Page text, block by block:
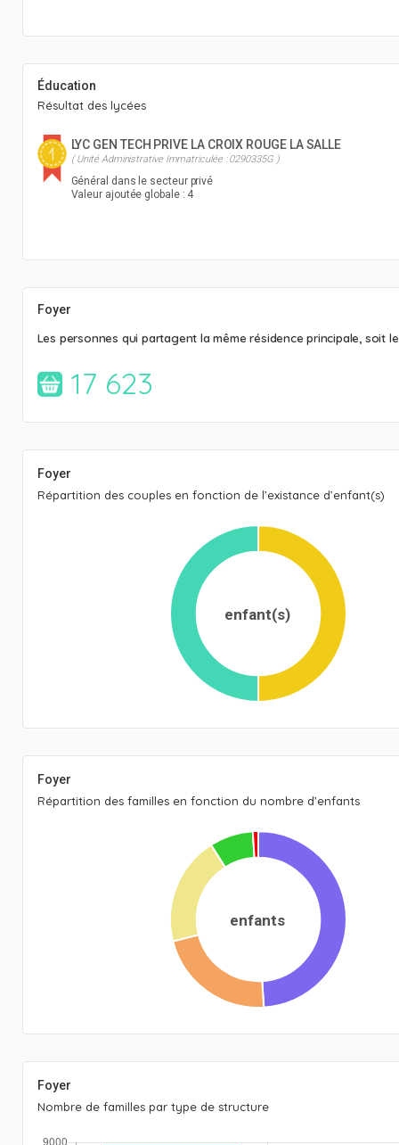
Éducation
Résultat des lycées
LYC GEN TECH PRIVE LA CROIX ROUGE LA SALLE
( Unité Administrative Immatriculée : 0290335G )
Général dans le secteur privé
Valeur ajoutée globale : 4
Foyer
Les personnes qui partagent la même résidence principale, soit
17 623
Foyer
Répartition des couples en fonction de l’existance d’enfant(s)
enfant(s)
Foyer
Répartition des familles en fonction du nombre d’enfants
enfants
Foyer
Nombre de familles par type de structure